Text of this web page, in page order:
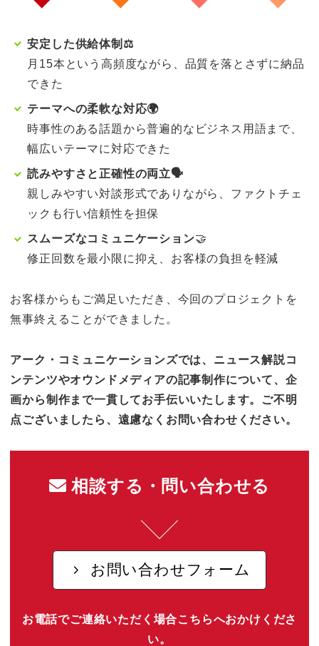
安定した供給体制⚖️
月15本という高頻度ながら、品質を落とさずに納品
できた
テーマへの柔軟な対応🌍
時事性のある話題から普遍的なビジネス用語まで、
幅広いテーマに対応できた
読みやすさと正確性の両立🗣️
親しみやすい対談形式でありながら、ファクトチェ
ックも行い信頼性を担保
スムーズなコミュニケーション🤝
修正回数を最小限に抑え、お客様の負担を軽減
お客様からもご満足いただき、今回のプロジェクトを
無事終えることができました。
アーク・コミュニケーションズでは、ニュース解説コ
ンテンツやオウンドメディアの記事制作について、企
画から制作まで一貫してお手伝いいたします。ご不明
点ございましたら、遠慮なくお問い合わせください。
相談する・問い合わせる
お問い合わせフォーム
お電話でご連絡いただく場合こちらへおかけくださ
い。